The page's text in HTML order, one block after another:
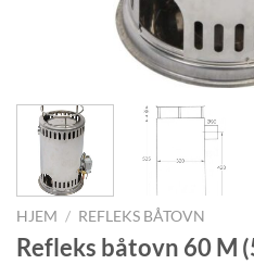
HJEM / REFLEKS BÅTOVN
Refleks båtovn 60 M